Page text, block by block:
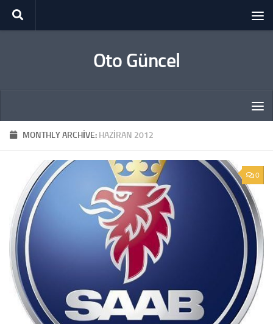
Skip to content
Oto Güncel
MONTHLY ARCHIVE: HAZIRAN 2012
0